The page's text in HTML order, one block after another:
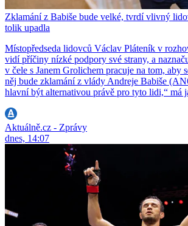
Zklamání z Babiše bude velké, tvrdí vlivný
tolik upadla
Místopředseda lidovců Václav Pláteník v
vidí příčiny nízké podpory své strany, a
v čele s Janem Grolichem pracuje na tom, aby
něj bude zklamání z vlády Andreje Babiše
hlavní být alternativou právě pro tyto lidi,“ má
Aktuálně.cz - Zprávy
dnes, 14:07